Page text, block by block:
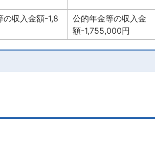
の収入金額-1,8
公的年金等の収入金
額-1,755,000円